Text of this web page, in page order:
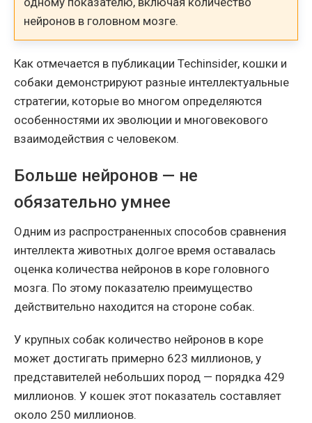
нейронов в головном мозге.
Как отмечается в публикации Techinsider, кошки и
собаки демонстрируют разные интеллектуальные
стратегии, которые во многом определяются
особенностями их эволюции и многовекового
взаимодействия с человеком.
Больше нейронов — не
обязательно умнее
Одним из распространенных способов сравнения
интеллекта животных долгое время оставалась
оценка количества нейронов в коре головного
мозга. По этому показателю преимущество
действительно находится на стороне собак.
У крупных собак количество нейронов в коре
может достигать примерно 623 миллионов, у
представителей небольших пород — порядка 429
миллионов. У кошек этот показатель составляет
около 250 миллионов.